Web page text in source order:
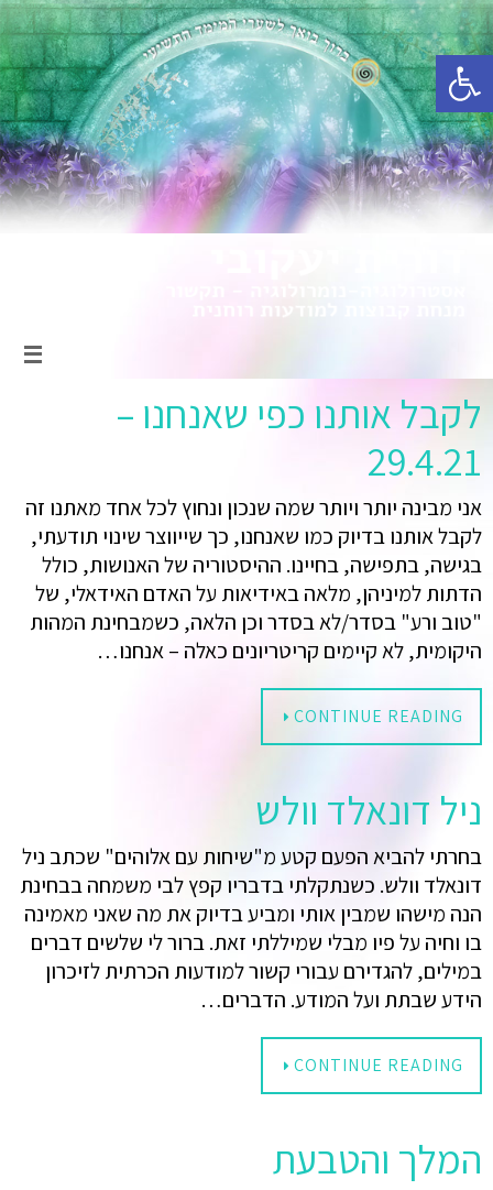
פתח סרגל נגישות
לקבל אותנו כפי שאנחנו –
29.4.21
אני מבינה יותר ויותר שמה שנכון ונחוץ לכל אחד מאתנו זה
לקבל אותנו בדיוק כמו שאנחנו, כך שייווצר שינוי תודעתי,
בגישה, בתפישה, בחיינו. ההיסטוריה של האנושות, כולל
הדתות למיניהן, מלאה באידיאות על האדם האידאלי, של
"טוב ורע" בסדר/לא בסדר וכן הלאה, כשמבחינת המהות
היקומית, לא קיימים קריטריונים כאלה – אנחנו…
CONTINUE READING
ניל דונאלד וולש
בחרתי להביא הפעם קטע מ"שיחות עם אלוהים" שכתב ניל
דונאלד וולש. כשנתקלתי בדבריו קפץ לבי משמחה בבחינת
הנה מישהו שמבין אותי ומביע בדיוק את מה שאני מאמינה
בו וחיה על פיו מבלי שמיללתי זאת. ברור לי שלשים דברים
במילים, להגדירם עבורי קשור למודעות הכרתית לזיכרון
הידע שבתת ועל המודע. הדברים…
CONTINUE READING
המלך והטבעת